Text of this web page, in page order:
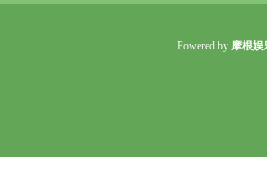
Powered by 摩根娱